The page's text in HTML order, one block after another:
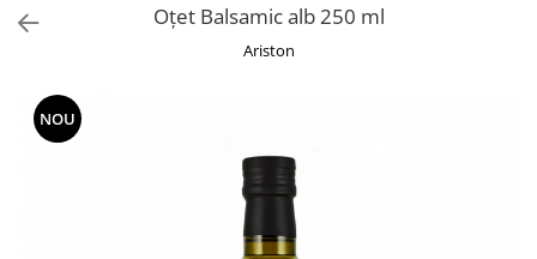
FRUCTE DESHIDRATATE
FRUCTE LA CONSERVĂ
OȚETURI ȘI SOSURI
Oțet Balsamic alb 250 ml
Ariston
NOU